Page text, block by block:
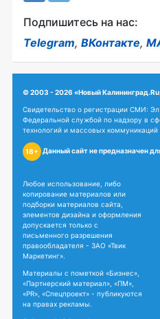
Подпишитесь на нас:
Telegram, ВКонтакте,
© 2003 - 2026 «Новый
Свидетельство о регистрации СМИ:
Федеральной службой по надзору в
технологий и массовых коммуникаций
18+ Данный сайт не предназначен
Любое использование, либо
копирование материалов или
подборки материалов сайта,
элементов дизайна и оформления
допускается только с
письменного разрешения
правообладателя - ЗАО «Твик
Маркетинг».
Материалы с пометкой «Бизнес»,
«Партнерский материал», «ПМ»,
«PR», «Спецпроект» - публикуются
на правах рекламы.